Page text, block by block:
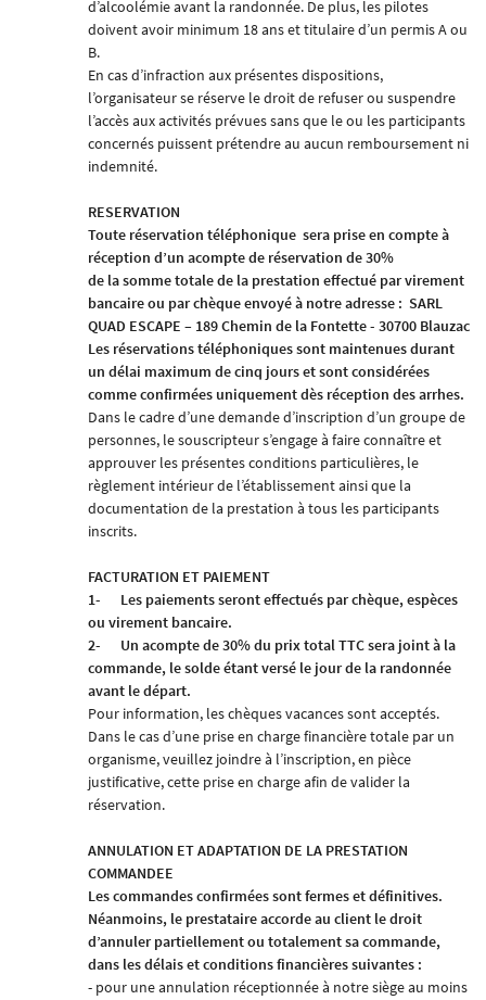
d’alcoolémie avant la randonnée. De plus, les pilotes
doivent avoir minimum 18 ans et titulaire d’un permis A ou
B.
En cas d’infraction aux présentes dispositions,
l’organisateur se réserve le droit de refuser ou suspendre
l’accès aux activités prévues sans que le ou les participants
concernés puissent prétendre au aucun remboursement ni
indemnité.
RESERVATION
Toute réservation téléphonique sera prise en compte à
réception d’un acompte de réservation de 30%
de la somme totale de la prestation effectué par virement
bancaire ou par chèque envoyé à notre adresse : SARL
QUAD ESCAPE – 189 Chemin de la Fontette - 30700 Blauzac
Les réservations téléphoniques sont maintenues durant
un délai maximum de cinq jours et sont considérées
comme confirmées uniquement dès réception des arrhes.
Dans le cadre d’une demande d’inscription d’un groupe de
personnes, le souscripteur s’engage à faire connaître et
approuver les présentes conditions particulières, le
règlement intérieur de l’établissement ainsi que la
documentation de la prestation à tous les participants
inscrits.
FACTURATION ET PAIEMENT
1-
Les paiements seront effectués par chèque, espèces
ou virement bancaire.
2-
Un acompte de 30% du prix total TTC sera joint à la
commande, le solde étant versé le jour de la randonnée
avant le départ.
Pour information, les chèques vacances sont acceptés.
Dans le cas d’une prise en charge financière totale par un
organisme, veuillez joindre à l’inscription, en pièce
justificative, cette prise en charge afin de valider la
réservation.
ANNULATION ET ADAPTATION DE LA PRESTATION
COMMANDEE
Les commandes confirmées sont fermes et définitives.
Néanmoins, le prestataire accorde au client le droit
d’annuler partiellement ou totalement sa commande,
dans les délais et conditions financières suivantes :
- pour une annulation réceptionnée à notre siège au moins